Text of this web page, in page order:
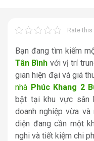
Rate this
Bạn đang tìm kiếm
Tân Bình với vị trí
gian hiện đại và giá
nhà Phúc Khang 2
bật tại khu vực sân
doanh nghiệp vừa
diện đang cần một
nghi và tiết kiệm chi